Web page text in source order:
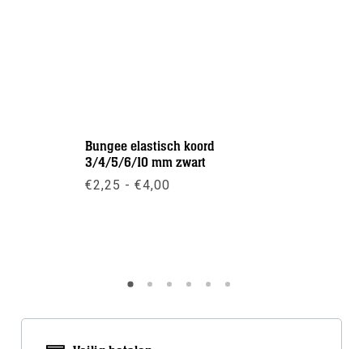
Bungee elastisch koord
3/4/5/6/10 mm zwart
€2,25 - €4,00